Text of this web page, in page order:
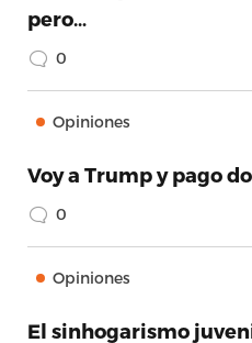
pero…
0
Opiniones
Voy a Trump y pago
0
Opiniones
El sinhogarismo